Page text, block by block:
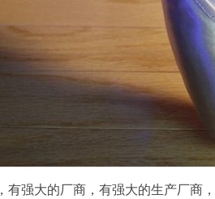
强大的厂商，有强大的生产厂商